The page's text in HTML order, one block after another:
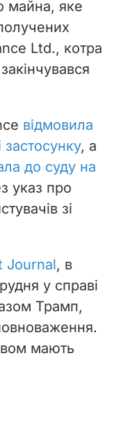
майна, яке
Ltd., котра
відмовила
застосунку, а
до суду на
указ про
зі
Journal, в
у справі
Трамп,
мають